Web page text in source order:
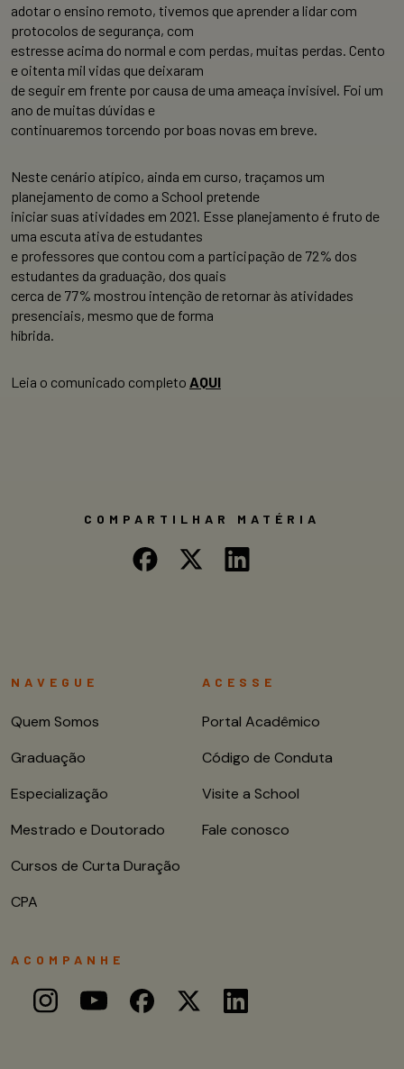
adotar o ensino remoto, tivemos que aprender a lidar com
protocolos de segurança, com
estresse acima do normal e com perdas, muitas perdas. Cento
e oitenta mil vidas que deixaram
de seguir em frente por causa de uma ameaça invisível. Foi um
ano de muitas dúvidas e
continuaremos torcendo por boas novas em breve.
Neste cenário atípico, ainda em curso, traçamos um
planejamento de como a School pretende
iniciar suas atividades em 2021. Esse planejamento é fruto de
uma escuta ativa de estudantes
e professores que contou com a participação de 72% dos
estudantes da graduação, dos quais
cerca de 77% mostrou intenção de retornar às atividades
presenciais, mesmo que de forma
híbrida.
Leia o comunicado completo AQUI
COMPARTILHAR MATÉRIA
NAVEGUE
Quem Somos
Graduação
Especialização
Mestrado e Doutorado
Cursos de Curta Duração
CPA
ACESSE
Portal Acadêmico
Código de Conduta
Visite a School
Fale conosco
ACOMPANHE